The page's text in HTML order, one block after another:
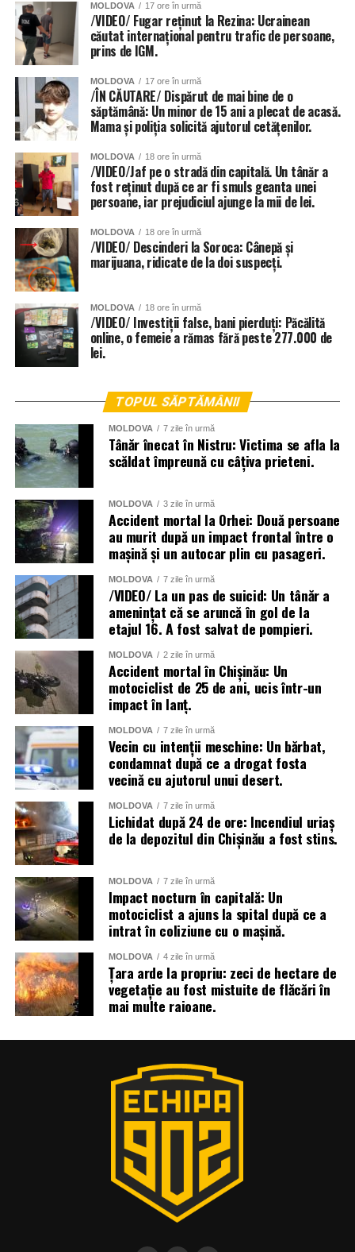
MOLDOVA 17 ore în urmă
/VIDEO/ Fugar reținut la Rezina: Ucrainean
căutat internațional pentru trafic de persoane,
prins de IGM.
MOLDOVA 17 ore în urmă
/ÎN CĂUTARE/ Dispărut de mai bine de o
săptămână: Un minor de 15 ani a plecat de acasă.
Mama și poliția solicită ajutorul cetățenilor.
MOLDOVA 18 ore în urmă
/VIDEO/Jaf pe o stradă din capitală. Un tânăr a
fost reținut după ce ar fi smuls geanta unei
persoane, iar prejudiciul ajunge la mii de lei.
MOLDOVA 18 ore în urmă
/VIDEO/ Descinderi la Soroca: Cânepă și
marijuana, ridicate de la doi suspecți.
MOLDOVA 18 ore în urmă
/VIDEO/ Investiții false, bani pierduți: Păcălită
online, o femeie a rămas fără peste 277.000 de
lei.
TOPUL SĂPTĂMÂNII
MOLDOVA 7 zile în urmă
Tânăr înecat în Nistru: Victima se afla la
scăldat împreună cu câțiva prieteni.
MOLDOVA 3 zile în urmă
Accident mortal la Orhei: Două persoane
au murit după un impact frontal între o
mașină și un autocar plin cu pasageri.
MOLDOVA 7 zile în urmă
/VIDEO/ La un pas de suicid: Un tânăr a
amenințat că se aruncă în gol de la
etajul 16. A fost salvat de pompieri.
MOLDOVA 2 zile în urmă
Accident mortal în Chișinău: Un
motociclist de 25 de ani, ucis într-un
impact în lanț.
MOLDOVA 7 zile în urmă
Vecin cu intenții meschine: Un bărbat,
condamnat după ce a drogat fosta
vecină cu ajutorul unui desert.
MOLDOVA 7 zile în urmă
Lichidat după 24 de ore: Incendiul uriaș
de la depozitul din Chișinău a fost stins.
MOLDOVA 7 zile în urmă
Impact nocturn în capitală: Un
motociclist a ajuns la spital după ce a
intrat în coliziune cu o mașină.
MOLDOVA 4 zile în urmă
Țara arde la propriu: zeci de hectare de
vegetație au fost mistuite de flăcări în
mai multe raioane.